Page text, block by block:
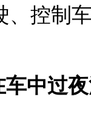
、控制
中过